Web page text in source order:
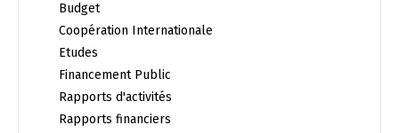
Budget
Coopération Internationale
Etudes
Financement Public
Rapports d'activités
Rapports financiers
Français